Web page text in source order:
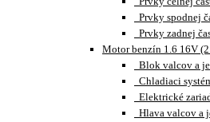
Prvky spodnej
Prvky zadnej
Motor benzín 1.6 16V
Blok valcov a
Chladiaci
Elektrické
Hlava valcov a